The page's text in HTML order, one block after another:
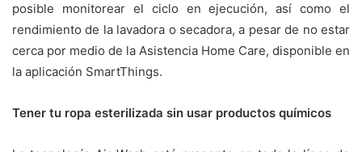
posible monitorear el ciclo en ejecución, así como el
rendimiento de la lavadora o secadora, a pesar de no estar
cerca por medio de la Asistencia Home Care, disponible en
la aplicación SmartThings.
Tener tu ropa esterilizada sin usar productos químicos